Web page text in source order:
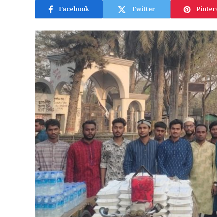
Facebook Twitter